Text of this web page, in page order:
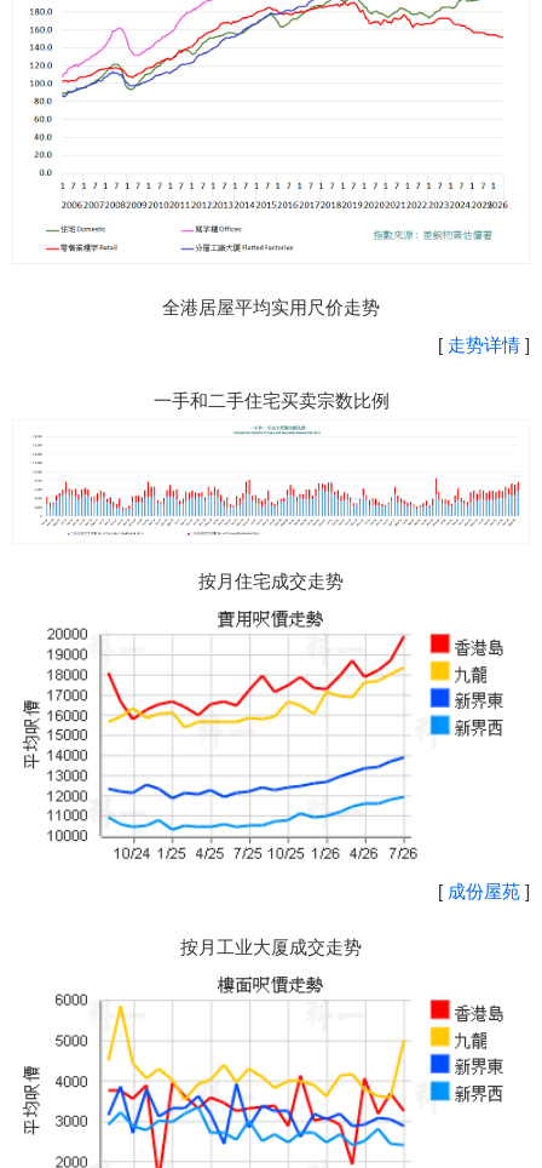
全港居屋平均实用尺价走势
[ 走势详情 ]
一手和二手住宅买卖宗数比例
按月住宅成交走势
[ 成份屋苑 ]
按月工业大厦成交走势